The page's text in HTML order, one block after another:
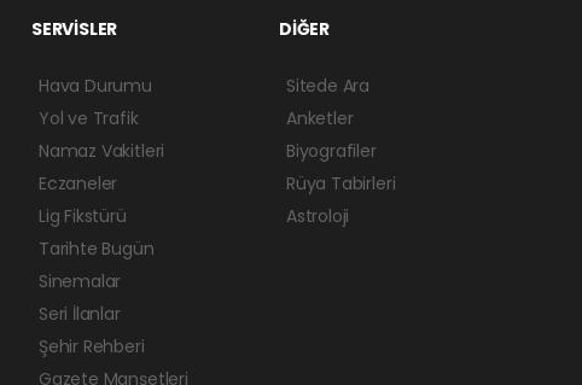
SERVİSLER
Hava Durumu
Yol ve Trafik
Namaz Vakitleri
Eczaneler
Lig Fikstürü
Tarihte Bugün
Sinemalar
Seri İlanlar
Şehir Rehberi
Gazete Manşetleri
DİĞER
Sitede Ara
Anketler
Biyografiler
Rüya Tabirleri
Astroloji